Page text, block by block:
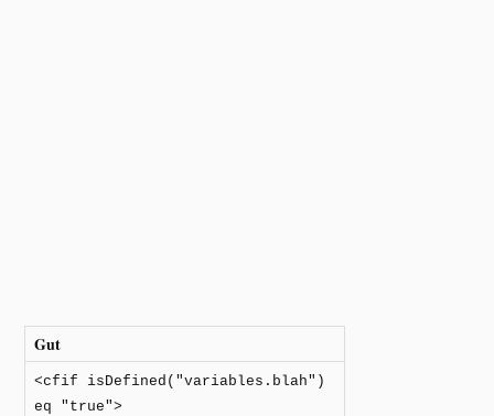
Gut
<cfif isDefined("variables.blah")
eq "true">